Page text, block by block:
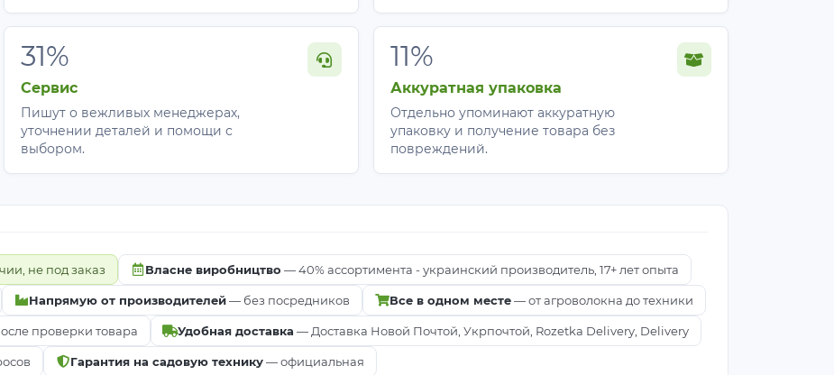
31%
Сервис
Пишут о вежливых менеджерах,
уточнении деталей и помощи с
выбором.
11%
Аккуратная упаковка
Отдельно упоминают аккуратную
упаковку и получение товара без
повреждений.
не под заказ Власне виробництво — 40% ассортимента - украинский производитель, 17+ лет опыта
Напрямую от производителей— без посредников Все в одном месте— от агроволокна до техники
проверки товара Удобная доставка — Доставка Новой Почтой, Укрпочтой, Rozetka Delivery, Delivery
Гарантия на садовую технику— официальная